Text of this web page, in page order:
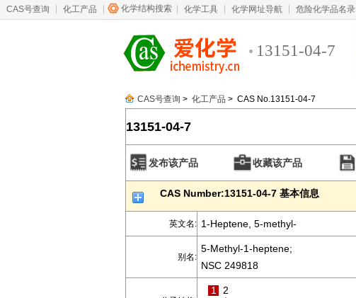
CAS号查询 化工产品 化学结构搜索 化学工具 化学网址导航 危险化学品名录
13151-04-7
CAS号查询 > 化工产品 > CAS No.13151-04-7
13151-04-7
发布该产品 收藏该产品
CAS Number:13151-04-7 基本信息
英文名: 1-Heptene, 5-methyl-
别名:
5-Methyl-1-heptene;
NSC 249818
1 2